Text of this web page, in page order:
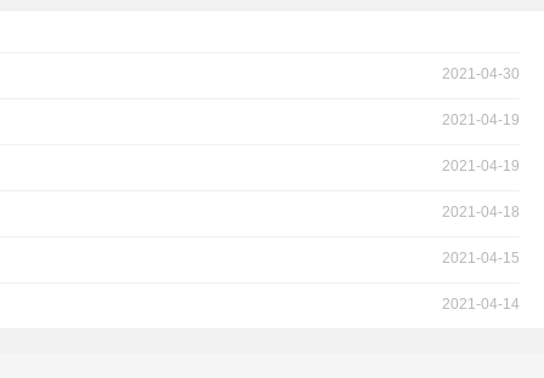
2021-04-30
2021-04-19
2021-04-19
2021-04-18
2021-04-15
2021-04-14